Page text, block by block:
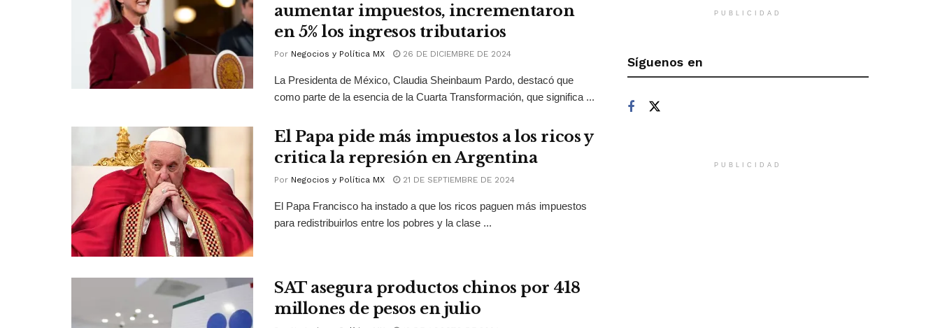
aumentar impuestos, incrementaron
en 5% los ingresos tributarios
Por Negocios y Política MX 26 DE DICIEMBRE DE 2024
La Presidenta de México, Claudia Sheinbaum Pardo, destacó que
como parte de la esencia de la Cuarta Transformación, que significa ...
El Papa pide más impuestos a los ricos y
critica la represión en Argentina
Por Negocios y Política MX 21 DE SEPTIEMBRE DE 2024
El Papa Francisco ha instado a que los ricos paguen más impuestos
para redistribuirlos entre los pobres y la clase ...
SAT asegura productos chinos por 418
millones de pesos en julio
PUBLICIDAD
Síguenos en
PUBLICIDAD